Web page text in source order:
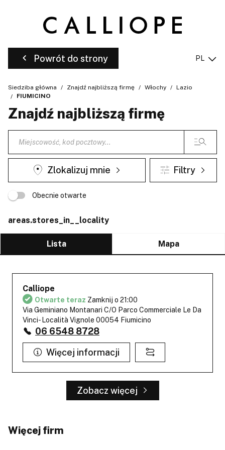
Powrót do strony PL
Siedziba główna Znajdź najbliższą firmę Włochy
Lazio
FIUMICINO
Znajdź najbliższą firmę
Zlokalizuj mnie Filtry
Obecnie otwarte
areas.stores_in__locality
Lista Mapa
Calliope
Otwarte teraz Zamknij o 21:00
Via Geminiano Montanari C/O Parco Commerciale Le Da
Vinci- Località Vignole 00054 Fiumicino
06 6548 8728
Więcej informacji
Zobacz więcej
Więcej firm